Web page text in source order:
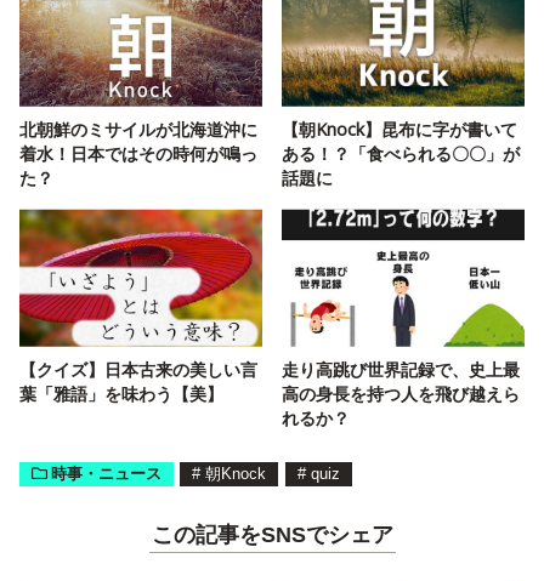
北朝鮮のミサイルが北海道沖に
着水！日本ではその時何が鳴っ
た？
【朝Knock】昆布に字が書いて
ある！？「食べられる〇〇」が
話題に
【クイズ】日本古来の美しい言
葉「雅語」を味わう【美】
走り高跳び世界記録で、史上最
高の身長を持つ人を飛び越えら
れるか？
時事・ニュース # 朝Knock # quiz
この記事をSNSでシェア